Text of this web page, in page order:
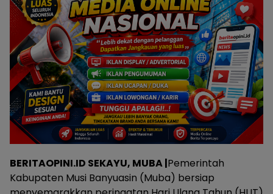
BERITAOPINI.ID SEKAYU, MUBA |Pemerintah
Kabupaten Musi Banyuasin (Muba) bersiap